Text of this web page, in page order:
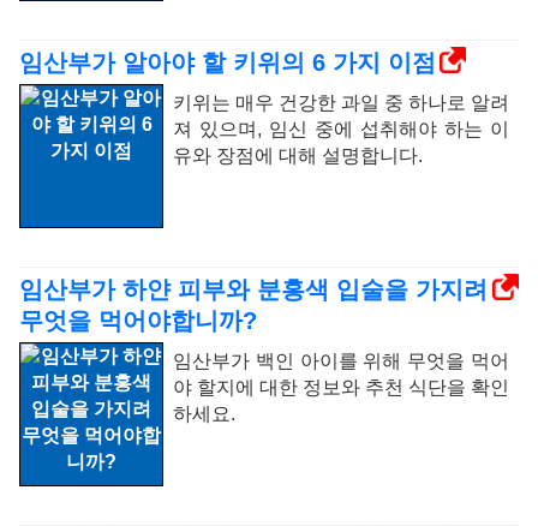
임산부가 알아야 할 키위의 6 가지 이점
키위는 매우 건강한 과일 중 하나로 알려
져 있으며, 임신 중에 섭취해야 하는 이
유와 장점에 대해 설명합니다.
임산부가 하얀 피부와 분홍색 입술을 가지려
무엇을 먹어야합니까?
임산부가 백인 아이를 위해 무엇을 먹어
야 할지에 대한 정보와 추천 식단을 확인
하세요.